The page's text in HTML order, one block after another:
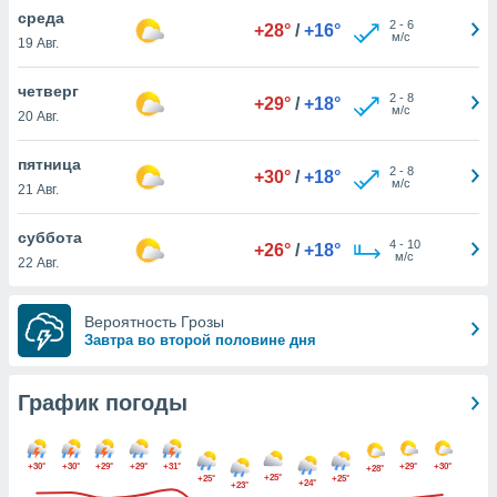
вы
установки
веб-
как
о вашем
среда
19 Авг.
+28° / +16° 2- 6
м/с
четверг
20 Авг.
+29° / +18° 2- 8
м/с
пятница
21 Авг.
+30° / +18° 2- 8
м/с
суббота
22 Авг.
+26° / +18° 4- 10
м/с
Вероятность Грозы
Завтра во второй половине дня
График погоды
+30° +30° +29° +29°
+31°
+25°
+23°
+25°
+24° +25°
+28° +29° +30°